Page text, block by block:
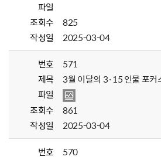
파일
조회수
825
작성일
2025-03-04
번호
571
제목
3월 이달의 3·15 인물 포커
파일
조회수
861
작성일
2025-03-04
번호
570